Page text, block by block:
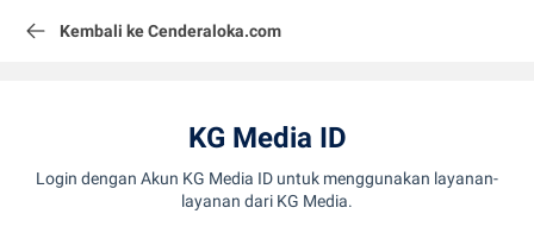
Kembali ke Cenderaloka.com
KG Media ID
Login dengan Akun KG Media ID untuk menggunakan layanan-
layanan dari KG Media.